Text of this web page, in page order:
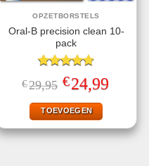
OPZETBORSTELS
Oral-B precision clean 10-
pack
Gewaardeerd
4.70uit 5
€29,95 Oorspronkelijke
prijs
was:
€29,95.
€24,99Huidige
prijs
TOEVOEGEN